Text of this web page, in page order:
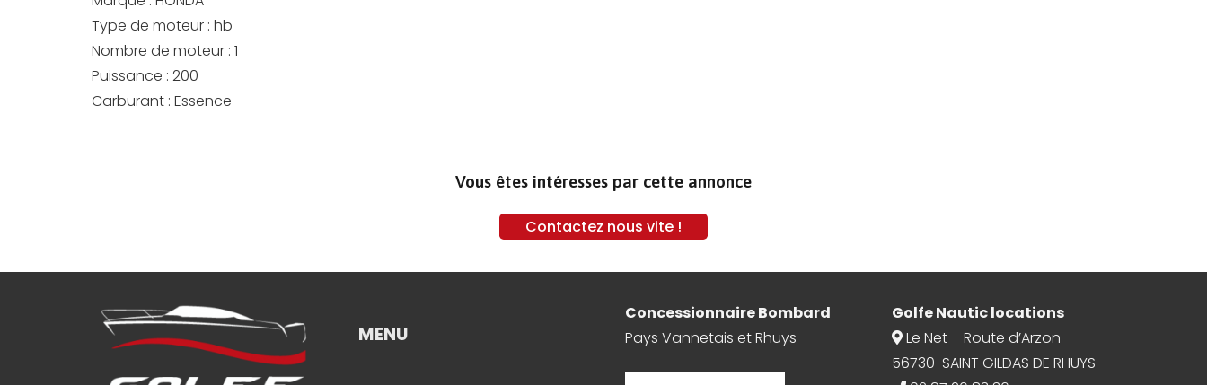
Type de moteur : hb
Nombre de moteur : 1
Puissance : 200
Carburant : Essence
Vous êtes intéresses par cette annonce
Contactez nous vite !
MENU
Concessionnaire Bombard
Pays Vannetais et Rhuys
Golfe Nautic locations
Le Net – Route d’Arzon
56730 SAINT GILDAS DE RHUYS